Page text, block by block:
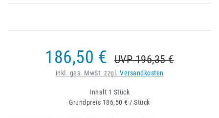
186,50 € UVP 196,35 €
inkl. ges. MwSt. zzgl. Versandkosten
Inhalt 1 Stück
Grundpreis 186,50 € / Stück